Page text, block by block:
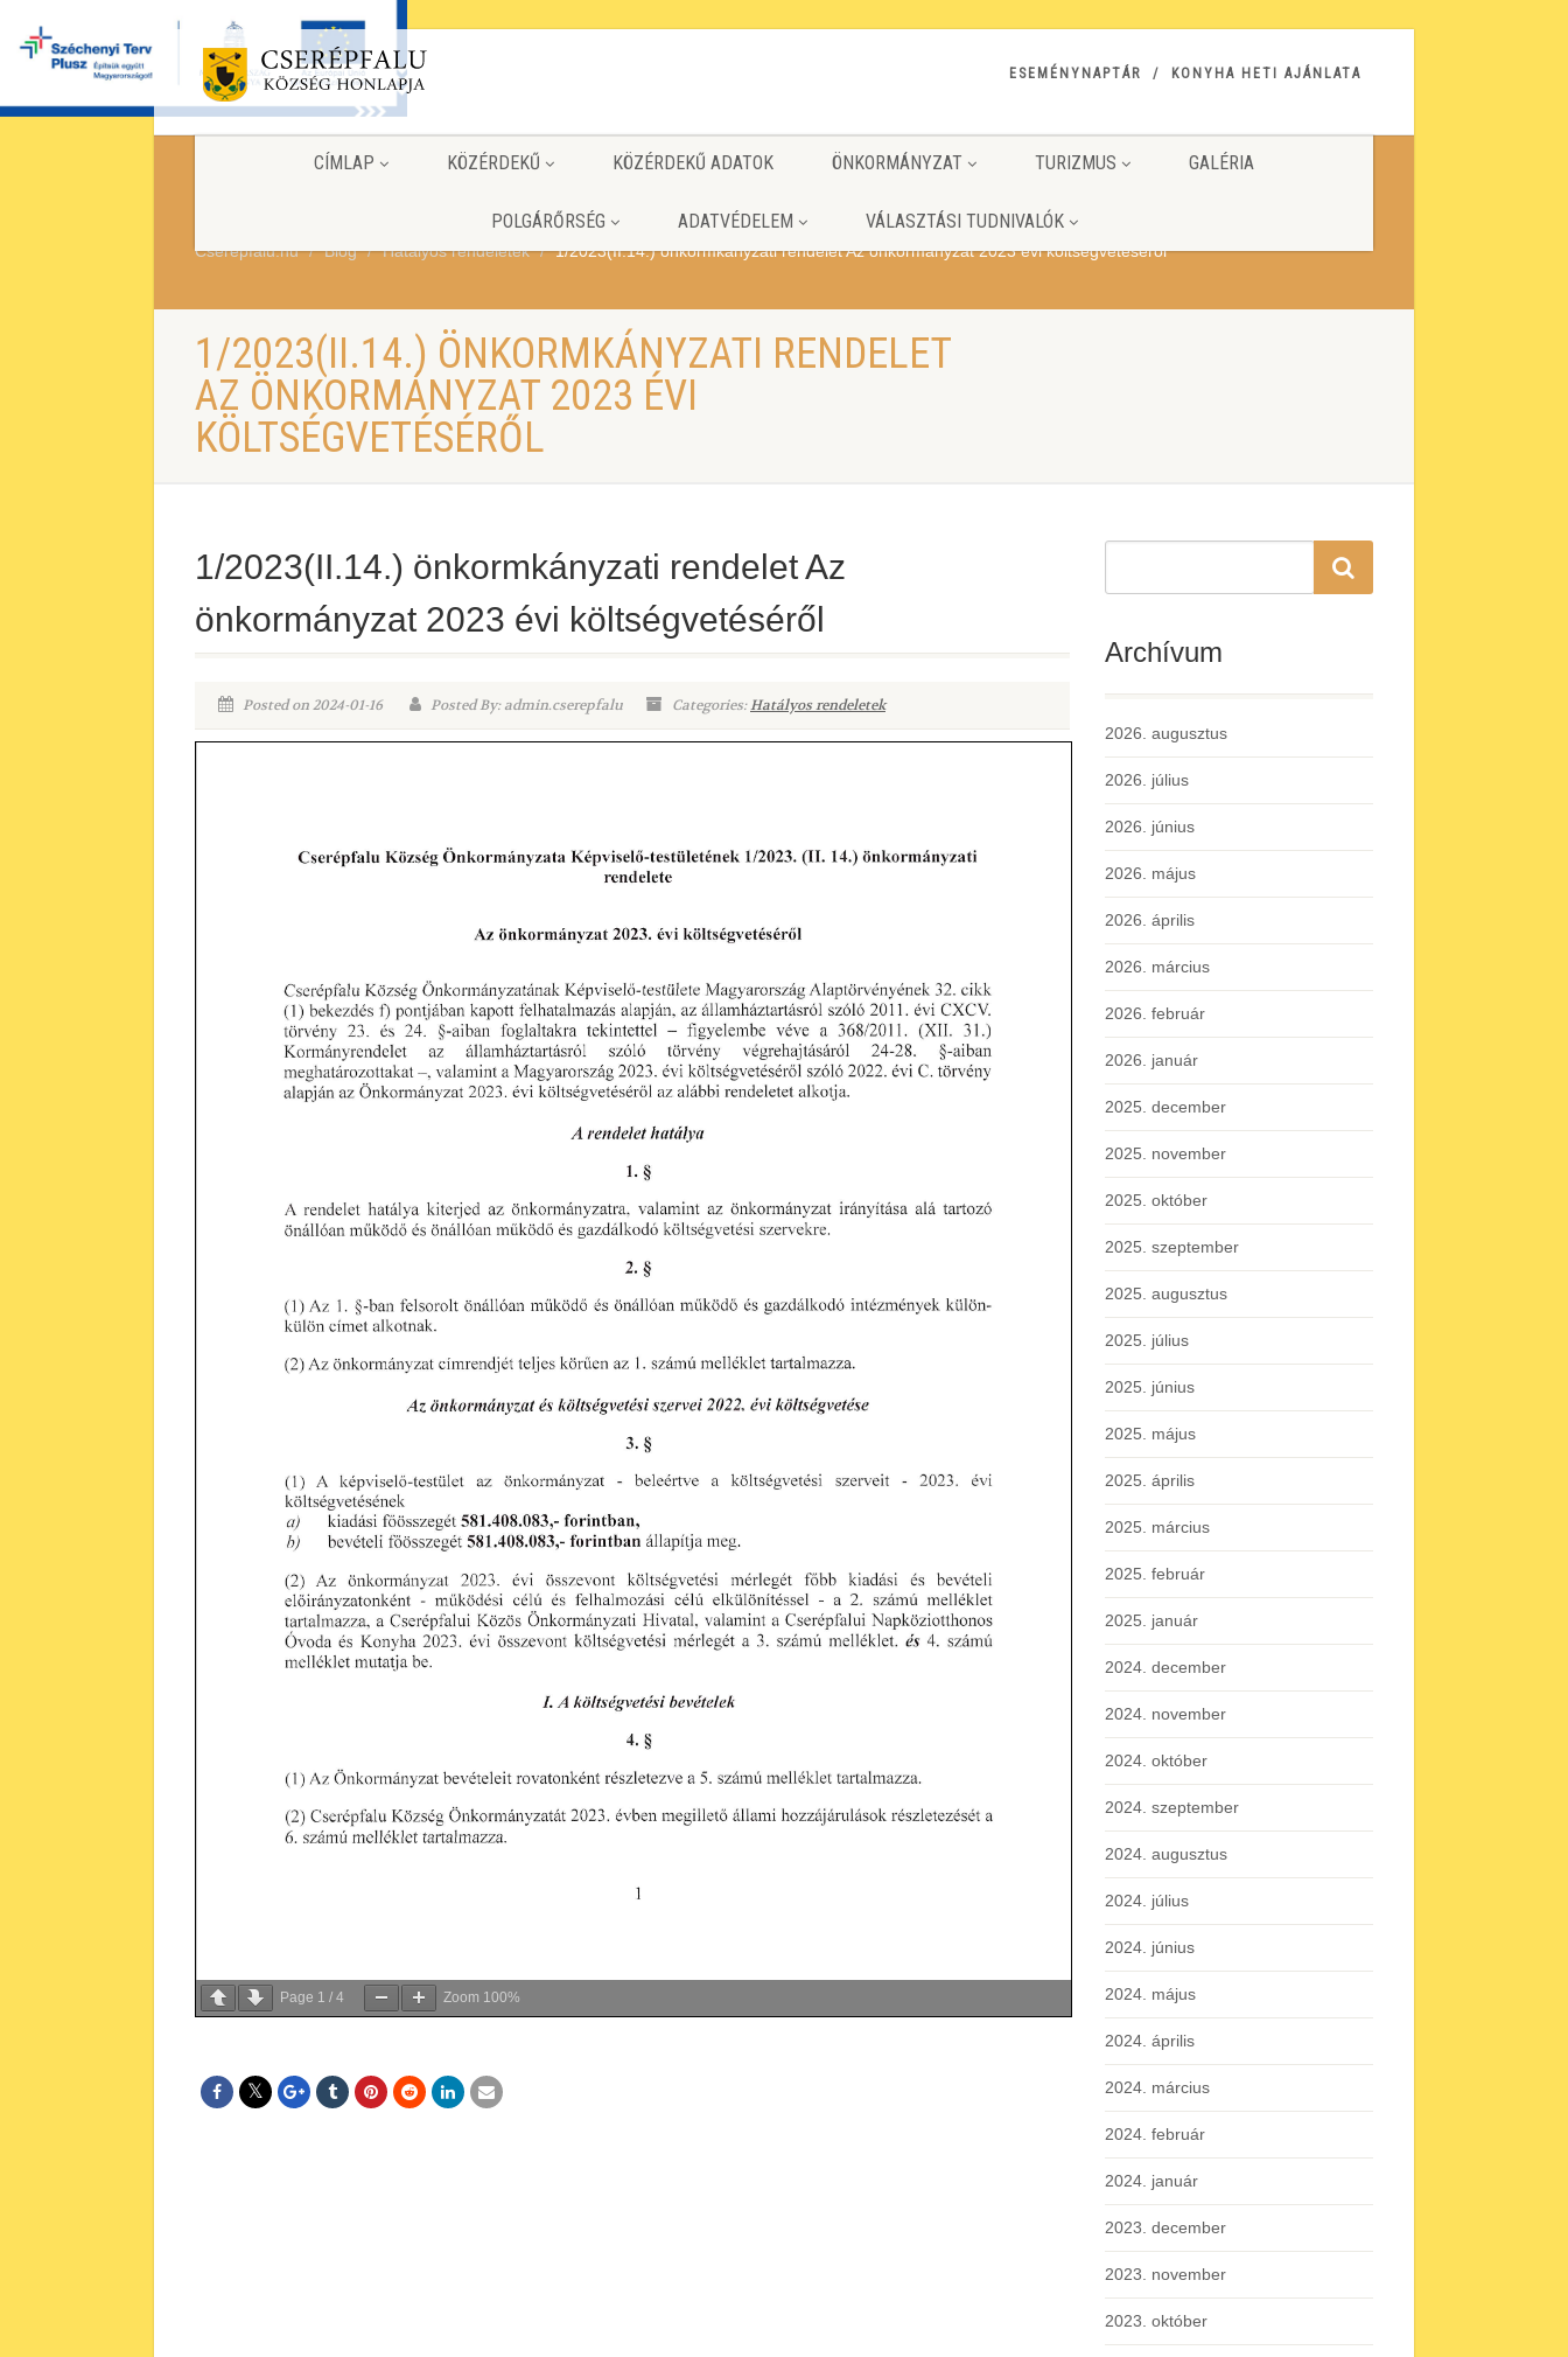
ESEMÉNYNAPTÁR KONYHA HETI AJÁNLATA
CÍMLAP KÖZÉRDEKŰ KÖZÉRDEKŰ ADATOK ÖNKORMÁNYZAT TURIZMUS GALÉRIA
POLGÁRŐRSÉG ADATVÉDELEM VÁLASZTÁSI TUDNIVALÓK
Cserepfalu.hu Blog Hatályos rendeletek 1/2023(II.14.) önkormkányzati rendelet Az önkormányzat 2023 évi költségvetéséről
1/2023(II.14.) ÖNKORMKÁNYZATI RENDELET
AZ ÖNKORMÁNYZAT 2023 ÉVI
KÖLTSÉGVETÉSÉRŐL
1/2023(II.14.) önkormkányzati rendelet Az
önkormányzat 2023 évi költségvetéséről
Posted on 2024-01-16 Posted By: admin.cserepfalu Categories:Hatályos rendeletek
Page 1 / 4 Zoom 100%
Archívum
2026. augusztus
2026. július
2026. június
2026. május
2026. április
2026. március
2026. február
2026. január
2025. december
2025. november
2025. október
2025. szeptember
2025. augusztus
2025. július
2025. június
2025. május
2025. április
2025. március
2025. február
2025. január
2024. december
2024. november
2024. október
2024. szeptember
2024. augusztus
2024. július
2024. június
2024. május
2024. április
2024. március
2024. február
2024. január
2023. december
2023. november
2023. október